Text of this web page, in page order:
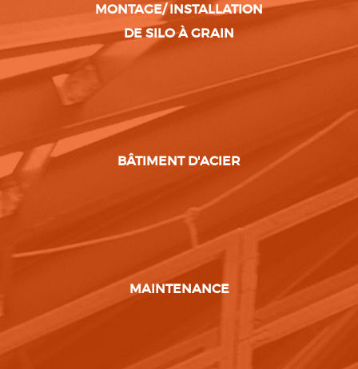
MONTAGE/ INSTALLATION
DE SILO À GRAIN
BÂTIMENT D'ACIER
MAINTENANCE